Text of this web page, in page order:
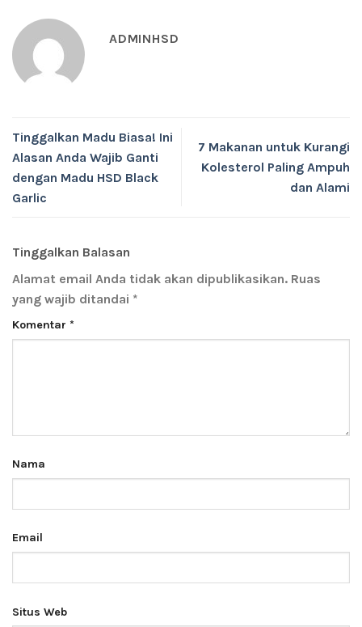
ADMINHSD
Tinggalkan Madu Biasa! Ini
Alasan Anda Wajib Ganti
dengan Madu HSD Black
Garlic
7 Makanan untuk Kurangi
Kolesterol Paling Ampuh
dan Alami
Tinggalkan Balasan
Alamat email Anda tidak akan dipublikasikan. Ruas
yang wajib ditandai *
Komentar *
Nama
Email
Situs Web